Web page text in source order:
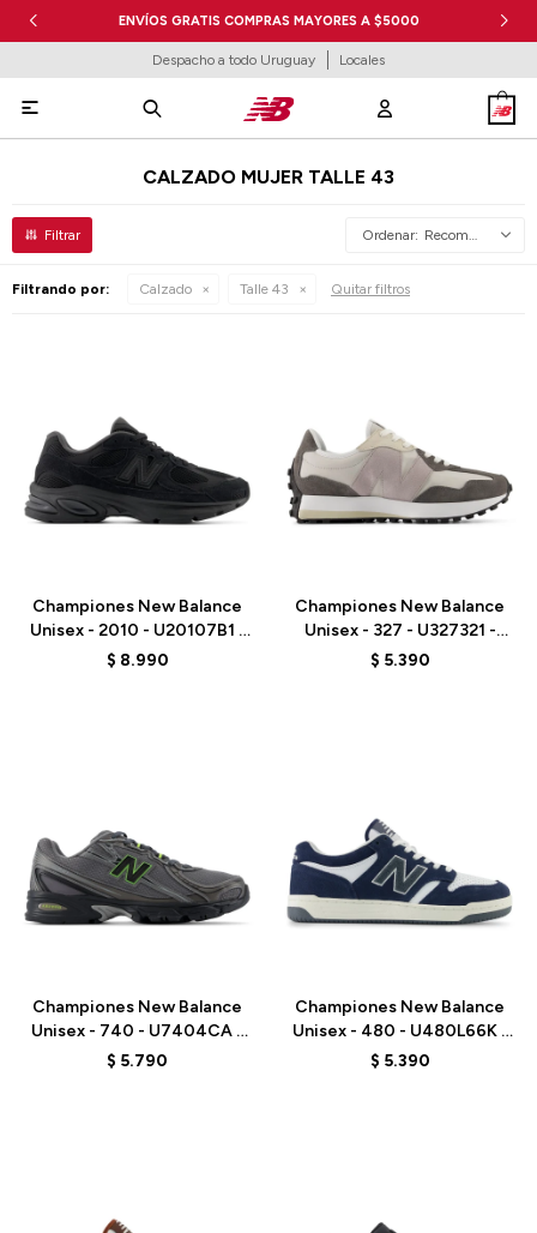
ENVÍOS GRATIS COMPRAS MAYORES A $5000
Despacho a todo Uruguay Locales

CALZADO MUJER TALLE 43
Recomendados
Filtrando por: Calzado Talle 43 Quitar filtros
Championes New Balance
Unisex - 2010 - U20107B1 -
BLACK
$ 8.990
Championes New Balance
Unisex - 327 - U327321 -
GREY
$ 5.390
Championes New Balance
Unisex - 740 - U7404CA -
GREY
$ 5.790
Championes New Balance
Unisex - 480 - U480L66K -
BLUE
$ 5.390